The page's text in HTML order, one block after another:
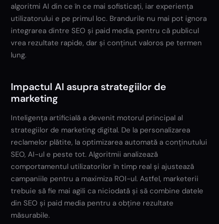
algoritmi AI din ce în ce mai sofisticați, iar experiența
utilizatorului e pe primul loc. Brandurile nu mai pot ignora
integrarea dintre SEO și paid media, pentru că publicul
vrea rezultate rapide, dar și conținut valoros pe termen
lung.
Impactul AI asupra strategiilor de
marketing
Inteligența artificială a devenit motorul principal al
strategiilor de marketing digital. De la personalizarea
reclamelor plătite, la optimizarea automată a conținutului
SEO, AI-ul e peste tot. Algoritmii analizează
comportamentul utilizatorilor în timp real și ajustează
campaniile pentru a maximiza ROI-ul. Astfel, marketerii
trebuie să fie mai agili ca niciodată și să combine datele
din SEO și paid media pentru a obține rezultate
măsurabile.